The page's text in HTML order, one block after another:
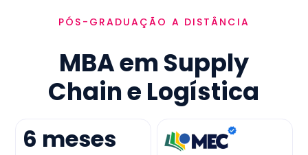
Ementa
Como funciona
Credenciamento MEC
Preço
PÓS-GRADUAÇÃO A DISTÂNCIA
MBA em Supply
Chain e Logística
6 meses